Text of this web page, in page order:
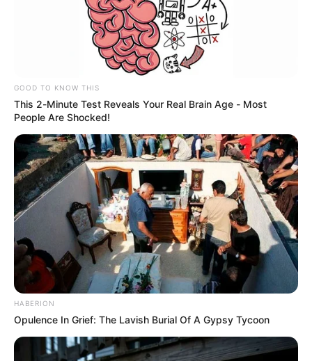
Ilustración realizada con imágenes de Freepik
Cortes de luz en Cartagena y Bolívar
Por:
Elsa Barrera
Marzo 31, 2026
COMPARTIR
UNIRSE AL CANAL DE WHATSAPP
GOOD TO KNOW THIS
This 2-Minute Test Reveals Your Real Brain Age - Most
People Are Shocked!
HABERION
Opulence In Grief: The Lavish Burial Of A Gypsy Tycoon